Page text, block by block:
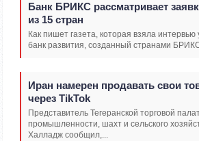
Банк БРИКС рассматривает
из 15 стран
Как пишет газета, которая взяла
банк развития, созданный странами
Иран намерен продавать свои
через TikTok
Представитель Тегеранской торговой
промышленности, шахт и сельского
Халладж сообщил,...